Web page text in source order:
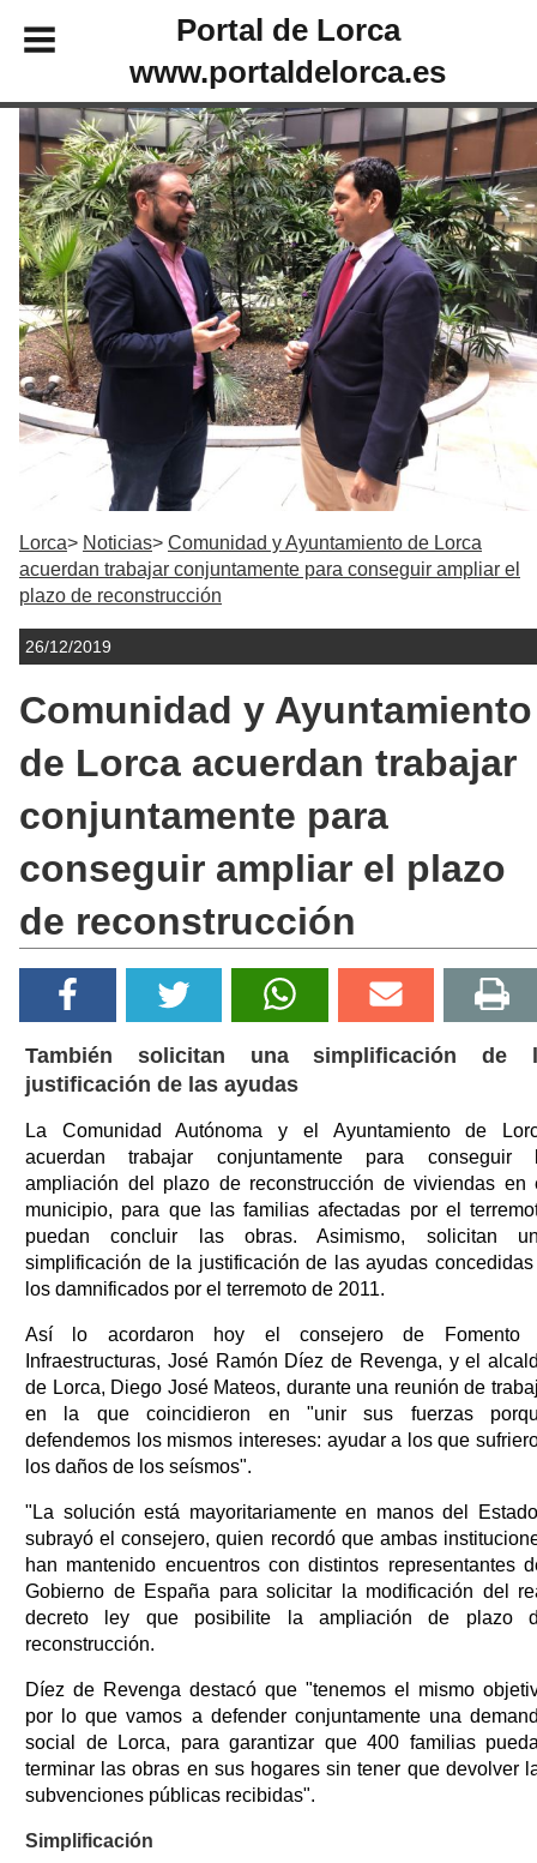
Portal de Lorca
www.portaldelorca.es
Lorca Noticias
Comunidad y Ayuntamiento de Lorca
acuerdan trabajar conjuntamente para conseguir ampliar el
plazo de reconstrucción
26/12/2019
Comunidad y Ayuntamiento
de Lorca acuerdan trabajar
conjuntamente para
conseguir ampliar el plazo
de reconstrucción
También solicitan una simplificación de
justificación de las ayudas
La Comunidad Autónoma y el Ayuntamiento de
acuerdan trabajar conjuntamente para conseguir
ampliación del plazo de reconstrucción de viviendas en
municipio, para que las familias afectadas por el
puedan concluir las obras. Asimismo, solicitan
simplificación de la justificación de las ayudas concedidas
los damnificados por el terremoto de 2011.
Así lo acordaron hoy el consejero de Fomento
Infraestructuras, José Ramón Díez de Revenga, y el
de Lorca, Diego José Mateos, durante una reunión de
en la que coincidieron en "unir sus fuerzas
defendemos los mismos intereses: ayudar a los que
los daños de los seísmos".
"La solución está mayoritariamente en manos del
subrayó el consejero, quien recordó que ambas
han mantenido encuentros con distintos representantes
Gobierno de España para solicitar la modificación del
decreto ley que posibilite la ampliación de plazo
reconstrucción.
Díez de Revenga destacó que "tenemos el mismo
por lo que vamos a defender conjuntamente una
social de Lorca, para garantizar que 400 familias
terminar las obras en sus hogares sin tener que devolver
subvenciones públicas recibidas".
Simplificación